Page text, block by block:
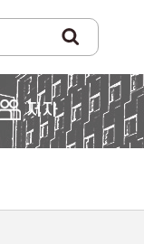
저자